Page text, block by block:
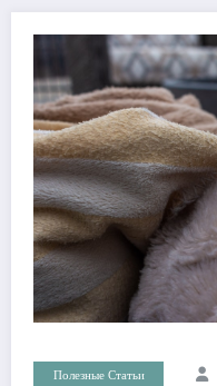
Полезные Статьи